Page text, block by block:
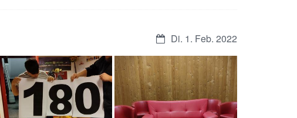
Di. 1. Feb. 2022